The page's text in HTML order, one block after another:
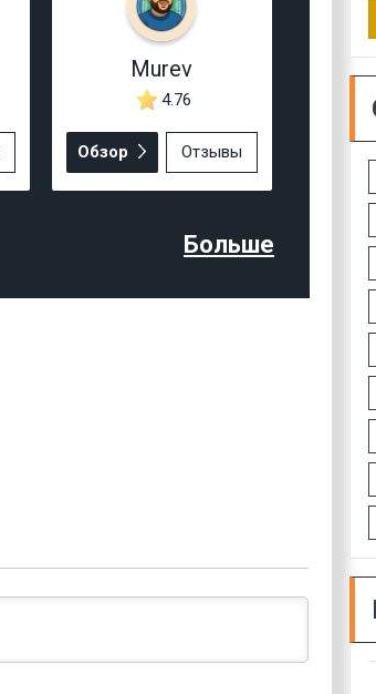
Murev
4.76
Обзор Отзывы
Больше